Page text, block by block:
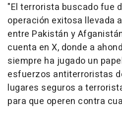
"El terrorista buscado fue
operación exitosa llevada
entre Pakistán y
cuenta en X, donde a
siempre ha jugado un
esfuerzos antiterroristas
lugares seguros a
para que operen contra